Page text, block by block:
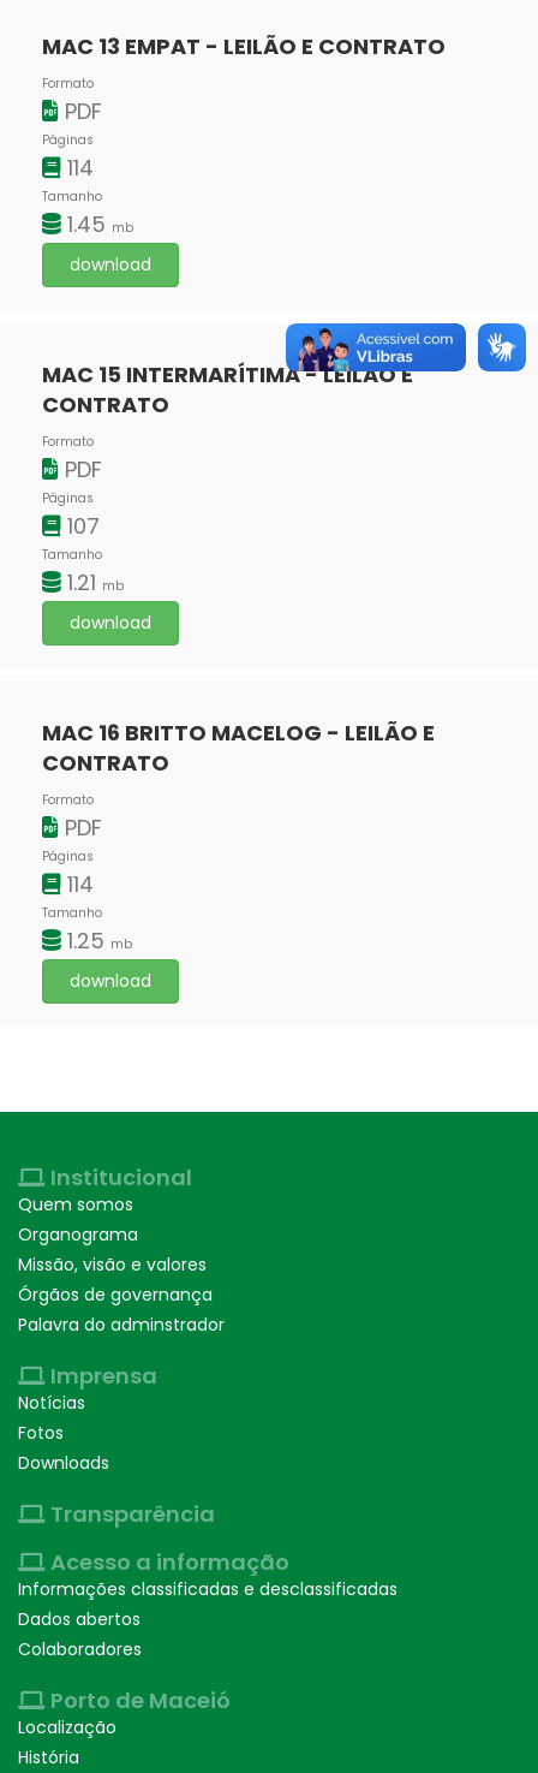
MAC 13 EMPAT - LEILÃO E CONTRATO
Formato
PDF
Páginas
114
Tamanho
1.45 mb
download
MAC 15 INTERMARÍTIMA - LEILÃO E
CONTRATO
Formato
PDF
Páginas
107
Tamanho
1.21 mb
download
MAC 16 BRITTO MACELOG - LEILÃO E
CONTRATO
Formato
PDF
Páginas
114
Tamanho
1.25 mb
download
Institucional
Quem somos
Organograma
Missão, visão e valores
Órgãos de governança
Palavra do adminstrador
Imprensa
Notícias
Fotos
Downloads
Transparência
Acesso a informação
Informações classificadas e desclassificadas
Dados abertos
Colaboradores
Porto de Maceió
Localização
História